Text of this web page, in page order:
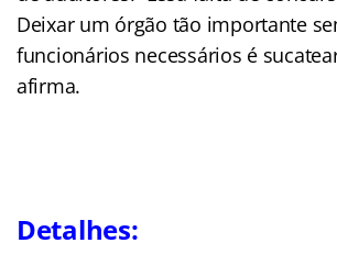
Deixar um órgão tão importante
funcionários necessários é
afirma.
Detalhes: